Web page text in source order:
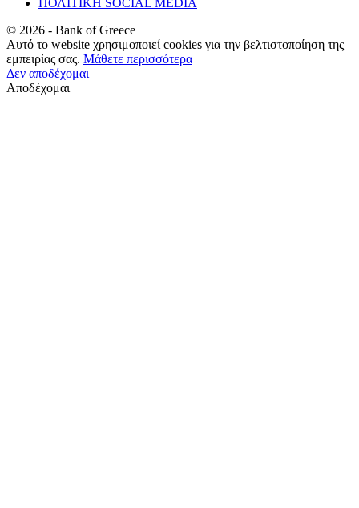
© 2026 - Bank of Greece
Αυτό το website χρησιμοποιεί cookies για την βελτιστοποίηση της
εμπειρίας σας. Μάθετε περισσότερα
Δεν αποδέχομαι
Αποδέχομαι